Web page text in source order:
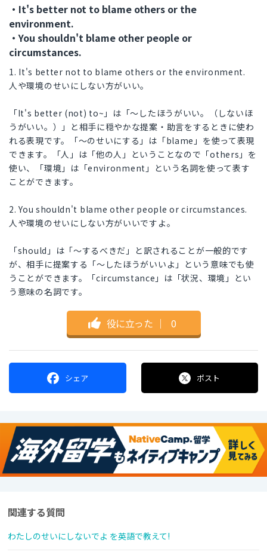
・It's better not to blame others or the
environment.
・You shouldn't blame other people or
circumstances.
1. It's better not to blame others or the environment.
人や環境のせいにしない方がいい。
「It's better (not) to~」は「〜したほうがいい。（しないほ
うがいい。）」と相手に穏やかな提案・助言をするときに使わ
れる表現です。「〜のせいにする」は「blame」を使って表現
できます。「人」は「他の人」ということなので「others」を
使い、「環境」は「environment」という名詞を使って表す
ことができます。
2. You shouldn't blame other people or circumstances.
人や環境のせいにしない方がいいですよ。
「should」は「〜するべきだ」と訳されることが一般的です
が、相手に提案する「〜したほうがいいよ」という意味でも使
うことができます。「circumstance」は「状況、環境」とい
う意味の名詞です。
役に立った ｜ 0
シェア ポスト
関連する質問
わたしのせいにしないでよ を英語で教えて!